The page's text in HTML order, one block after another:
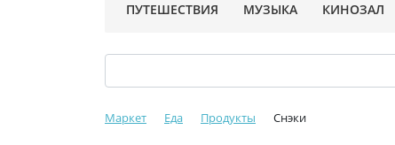
ПУТЕШЕСТВИЯ МУЗЫКА КИНОЗАЛ
Маркет Еда Продукты Снэки